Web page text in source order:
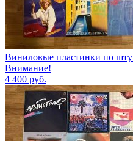
Виниловые пластинки по
Внимание!
4 400 руб.